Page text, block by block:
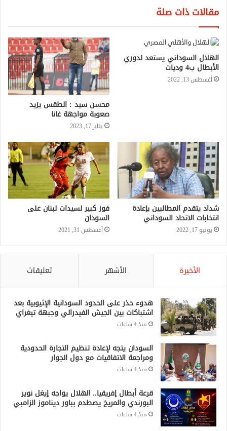
مقالات ذات صلة
الهلال السوداني يستعد لدوري
الأبطال ب4 وديات
أغسطس 13, 2022
محسن سيد : الطقس يزيد
صعوبة مواجهة غانا
يناير 17, 2023
شداد يتقدم المطالبين بإعادة
انتخابات الاتحاد السوداني
يونيو 17, 2022
فوز كبير لسيدات لبنان على
السودان
أغسطس 31, 2021
الأخيرة الأشهر تعليقات
هدوء حذر على الحدود السودانية الإثيوبية بعد
اشتباكات بين الجيش الفيدرالي وجبهة تيغراي
منذ 4 ساعات
السودان يتجه لإعادة تنظيم التجارة الحدودية
ومراجعة الاتفاقيات مع دول الجوار
منذ 4 ساعات
قرعة أبطال إفريقيا.. الهلال يواجه إيغل نوير
البورندي والمريخ يصطدم بباور ديناموز الزامبي
منذ 4 ساعات